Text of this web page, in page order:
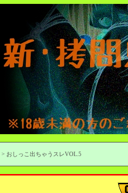
> おしっこ出ちゃうスレVOL.5